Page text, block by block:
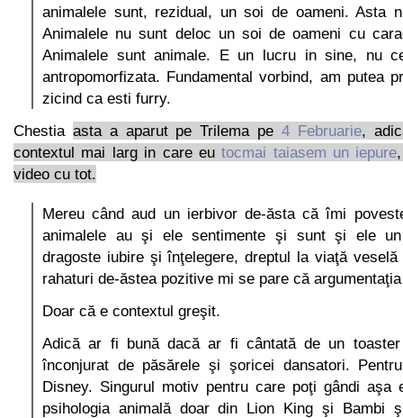
animalele sunt, rezidual, un soi de oameni. Asta
Animalele nu sunt deloc un soi de oameni cu
Animalele sunt animale. E un lucru in sine, nu
antropomorfizata. Fundamental vorbind, am putea
zicind ca esti furry.
Chestia asta a aparut pe Trilema pe 4 Februarie,
contextul mai larg in care eutocmai taiasem un iepure
video cu tot.
Mereu când aud un ierbivor de-ăsta că îmi
animalele au şi ele sentimente şi sunt şi ele
dragoste iubire şi înţelegere, dreptul la viaţă
rahaturi de-ăstea pozitive mi se pare că
Doar că e contextul greşit.
Adică ar fi bună dacă ar fi cântată de un toaster
înconjurat de păsărele şi şoricei dansatori.
Disney. Singurul motiv pentru care poţi gândi aşa
psihologia animală doar din Lion King şi Bambi